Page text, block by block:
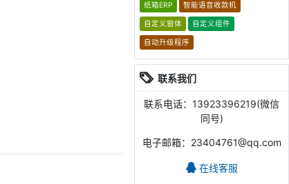
纸箱ERP 智能语音收款机
自定义窗体 自定义组件
自动升级程序
联系我们
联系电话：13923396219(微信
同号)
电子邮箱：23404761@qq.com
在线客服